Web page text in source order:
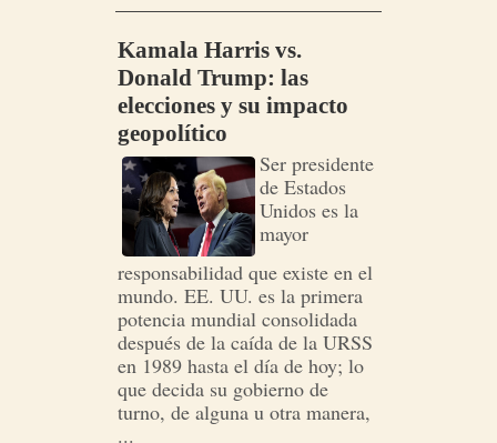
Kamala Harris vs.
Donald Trump: las
elecciones y su impacto
geopolítico
Ser presidente
de Estados
Unidos es la
mayor
responsabilidad que existe en el
mundo. EE. UU. es la primera
potencia mundial consolidada
después de la caída de la URSS
en 1989 hasta el día de hoy; lo
que decida su gobierno de
turno, de alguna u otra manera,
...